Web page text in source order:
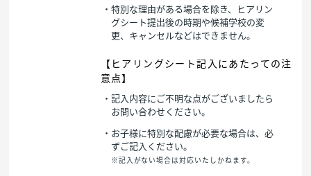
・特別な理由がある場合を除き、ヒアリン
グシート提出後の時期や候補学校の変
更、キャンセルなどはできません。
【ヒアリングシート記入にあたっての注
意点】
・記入内容にご不明な点がございましたら
お問い合わせください。
・お子様に特別な配慮が必要な場合は、必
ずご記入ください。
※記入がない場合は対応いたしかねます。